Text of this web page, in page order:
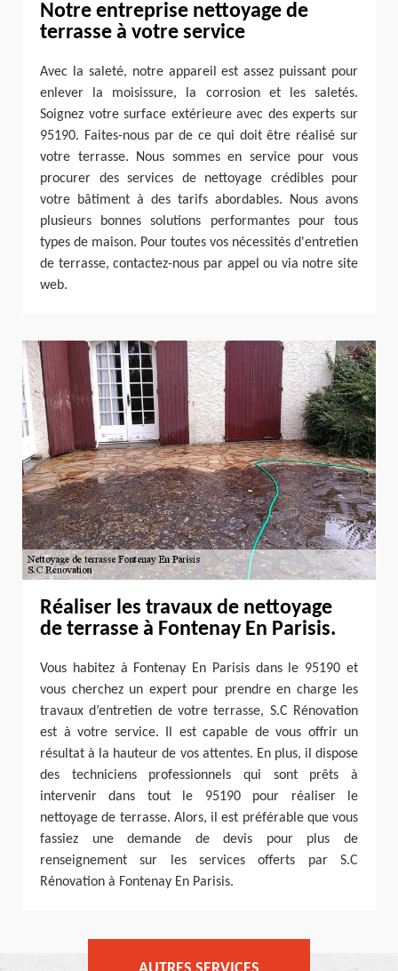
Notre entreprise nettoyage de
terrasse à votre service
Avec la saleté, notre appareil est assez puissant pour
enlever la moisissure, la corrosion et les saletés.
Soignez votre surface extérieure avec des experts sur
95190. Faites-nous par de ce qui doit être réalisé sur
votre terrasse. Nous sommes en service pour vous
procurer des services de nettoyage crédibles pour
votre bâtiment à des tarifs abordables. Nous avons
plusieurs bonnes solutions performantes pour tous
types de maison. Pour toutes vos nécessités d'entretien
de terrasse, contactez-nous par appel ou via notre site
web.
Réaliser les travaux de nettoyage
de terrasse à Fontenay En Parisis.
Vous habitez à Fontenay En Parisis dans le 95190 et
vous cherchez un expert pour prendre en charge les
travaux d’entretien de votre terrasse, S.C Rénovation
est à votre service. Il est capable de vous offrir un
résultat à la hauteur de vos attentes. En plus, il dispose
des techniciens professionnels qui sont prêts à
intervenir dans tout le 95190 pour réaliser le
nettoyage de terrasse. Alors, il est préférable que vous
fassiez une demande de devis pour plus de
renseignement sur les services offerts par S.C
Rénovation à Fontenay En Parisis.